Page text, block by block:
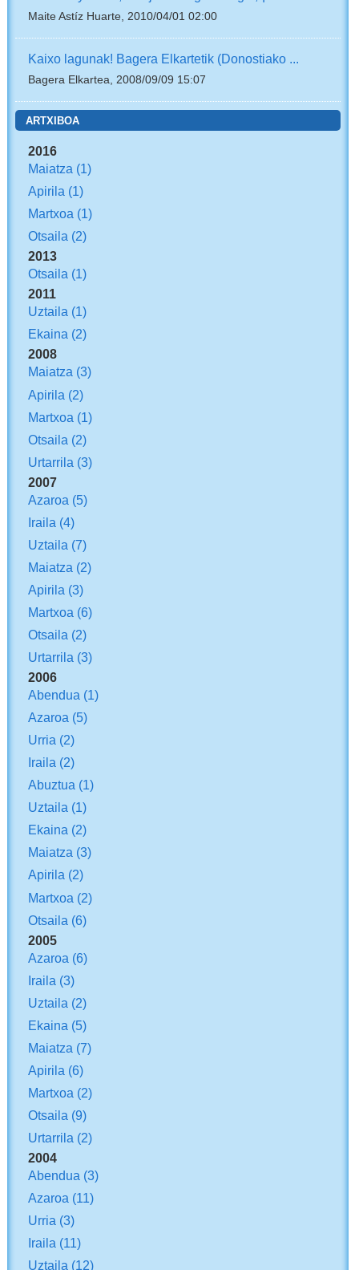
Maite Astíz Huarte, 2010/04/01 02:00
Kaixo lagunak! Bagera Elkartetik (Donostiako ...
Bagera Elkartea, 2008/09/09 15:07
ARTXIBOA
2016
Maiatza (1)
Apirila (1)
Martxoa (1)
Otsaila (2)
2013
Otsaila (1)
2011
Uztaila (1)
Ekaina (2)
2008
Maiatza (3)
Apirila (2)
Martxoa (1)
Otsaila (2)
Urtarrila (3)
2007
Azaroa (5)
Iraila (4)
Uztaila (7)
Maiatza (2)
Apirila (3)
Martxoa (6)
Otsaila (2)
Urtarrila (3)
2006
Abendua (1)
Azaroa (5)
Urria (2)
Iraila (2)
Abuztua (1)
Uztaila (1)
Ekaina (2)
Maiatza (3)
Apirila (2)
Martxoa (2)
Otsaila (6)
2005
Azaroa (6)
Iraila (3)
Uztaila (2)
Ekaina (5)
Maiatza (7)
Apirila (6)
Martxoa (2)
Otsaila (9)
Urtarrila (2)
2004
Abendua (3)
Azaroa (11)
Urria (3)
Iraila (11)
Uztaila (12)